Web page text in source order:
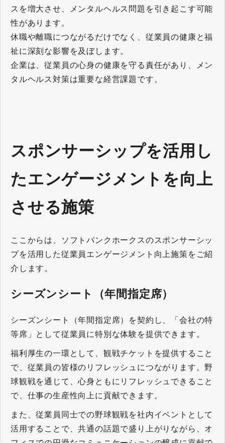
スを増大させ、メンタルヘルス問題を引き起こす可能
性があります。
休職や離職につながるだけでなく、従業員の健康と福
祉に深刻な影響を及ぼします。
企業は、従業員の心身の健康を守る責任があり、メン
タルヘルス対策は重要な経営課題です。
スポンサーシップを活用し
たエンゲージメントを向上
させる施策
ここからは、ソフトバンクホークスのスポンサーシッ
プを活用した従業員エンゲージメント向上施策をご紹
介します。
シーズンシート（年間指定席）
シーズンシート（年間指定席）を契約し、「会社の特
等席」として従業員に特別な体験を提供できます。
福利厚生の一環として、観戦チケットを提供すること
で、従業員の皆様のリフレッシュにつながります。野
球観戦を通じて、心身ともにリフレッシュできること
で、仕事の生産性向上に貢献できます。
また、従業員同士での野球観戦を社内イベントとして
活用することで、共通の話題で盛り上がりながら、オ